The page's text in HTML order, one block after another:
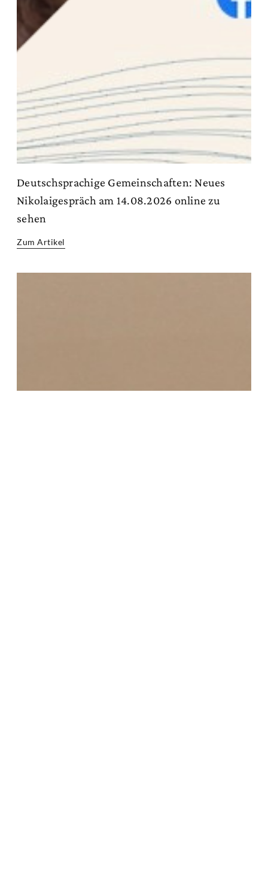
Deutschsprachige Gemeinschaften: Neues
Nikolaigespräch am 14.08.2026 online zu
sehen
Zum Artikel